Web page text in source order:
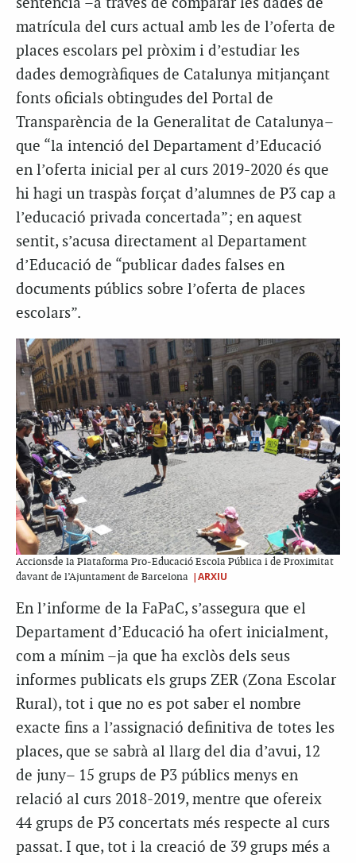
sentencia –a través de comparar les dades de
matrícula del curs actual amb les de l’oferta de
places escolars pel pròxim i d’estudiar les
dades demogràfiques de Catalunya mitjançant
fonts oficials obtingudes del Portal de
Transparència de la Generalitat de Catalunya–
que “la intenció del Departament d’Educació
en l’oferta inicial per al curs 2019-2020 és que
hi hagi un traspàs forçat d’alumnes de P3 cap a
l’educació privada concertada”; en aquest
sentit, s’acusa directament al Departament
d’Educació de “publicar dades falses en
documents públics sobre l’oferta de places
escolars”.
Accionsde la Plataforma Pro-Educació Escola Pública i de Proximitat
davant de l’Ajuntament de Barcelona |ARXIU
En l’informe de la FaPaC, s’assegura que el
Departament d’Educació ha ofert inicialment,
com a mínim –ja que ha exclòs dels seus
informes publicats els grups ZER (Zona Escolar
Rural), tot i que no es pot saber el nombre
exacte fins a l’assignació definitiva de totes les
places, que se sabrà al llarg del dia d’avui, 12
de juny– 15 grups de P3 públics menys en
relació al curs 2018-2019, mentre que ofereix
44 grups de P3 concertats més respecte al curs
passat. I que, tot i la creació de 39 grups més a